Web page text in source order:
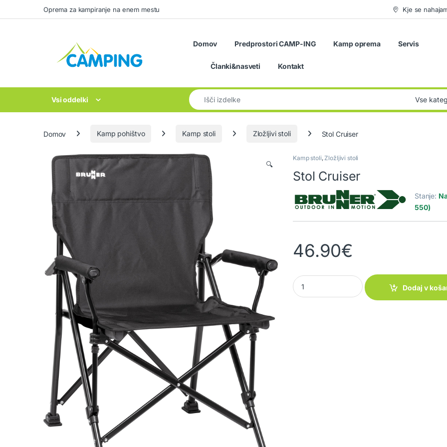
Skip to navigation
Skip to contentOprema za kampiranje na enem mestu Kje se
Domov Predprostori CAMP-ING Kamp oprema Servis
Članki&nasveti Kontakt
Vsi oddelki
Search for:
Domov Kamp pohištvo Kamp stoli Zložljivi stoli Stol Cruiser
🔍
Kamp stoli,Zložljivi stoli
Stol Cruiser
Stanje:
550)
46.90€
Stol Cruiser quantity
Dodaj v